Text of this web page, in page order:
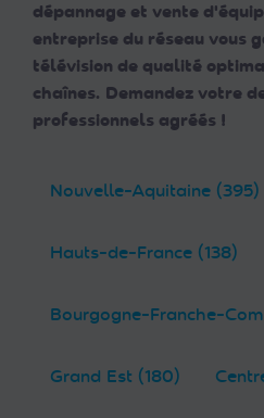
dépannage et vente
entreprise du réseau vous
télévision de qualité
chaînes. Demandez votre
professionnels agréés !
Nouvelle-Aquitaine (395)
Hauts-de-France (138)
Bourgogne-Franche-
Grand Est (180)